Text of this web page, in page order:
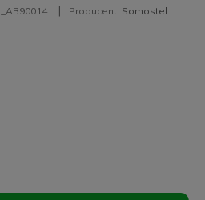
Producent: Somostel